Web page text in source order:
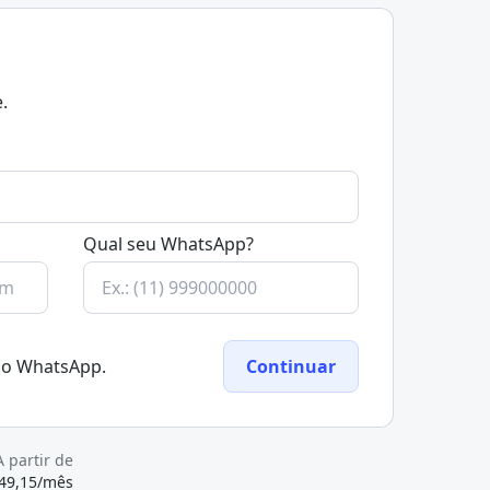
Qual seu WhatsApp?
WhatsApp. Continuar
partir de
mês